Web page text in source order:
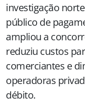
investigação
público de
ampliou a
reduziu custos
comerciantes e
operadoras
débito.